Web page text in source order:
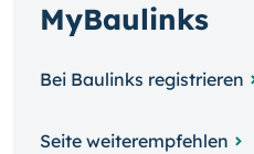
MyBaulinks
Bei Baulinks registrieren
Seite weiterempfehlen